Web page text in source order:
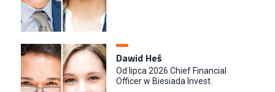
Euro-net Sp. z o.o.
Puccini
Skarbimierzyce
Content Creator (m/k)
Dawid Heś
Od lipca 2026 Chief Financial
Officer w Biesiada Invest.